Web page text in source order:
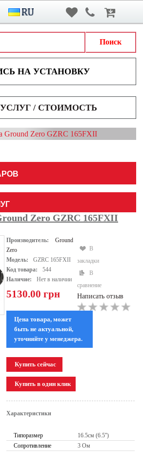
Поиск
/ СТОИМОСТЬ
ОБОРУДОВАНИЕ
Ground Zero GZRC 165FXII
Zero GZRC 165FXII
Производитель:
Ground
Zero
Модель:
GZRC 165FXII
Код товара:
544
Наличие:
Нет в наличии
5130.00 грн
Цена товара, может
быть не актуальной,
уточняйте у менеджера.
В
закладки
В
сравнение
Написать отзыв
Характеристики
Типоразмер
16.5см (6.5'')
Сопротивление
3 Ом